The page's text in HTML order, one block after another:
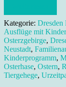
Kategorie: Dresden
Ausflüge mit
Osterzgebirge,
Neustadt,
Kinderprogramm,
Osterhase, Ostern,
Tiergehege,